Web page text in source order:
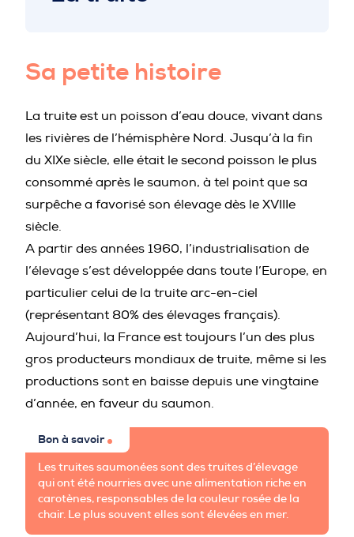
Sa petite histoire
La truite est un poisson d’eau douce, vivant dans
les rivières de l’hémisphère Nord. Jusqu’à la fin
du XIXe siècle, elle était le second poisson le plus
consommé après le saumon, à tel point que sa
surpêche a favorisé son élevage dès le XVIIIe
siècle.
A partir des années 1960, l’industrialisation de
l’élevage s’est développée dans toute l’Europe, en
particulier celui de la truite arc-en-ciel
(représentant 80% des élevages français).
Aujourd’hui, la France est toujours l’un des plus
gros producteurs mondiaux de truite, même si les
productions sont en baisse depuis une vingtaine
d’année, en faveur du saumon.
Bon à savoir
Les truites saumonées sont des truites d’élevage
qui ont été nourries avec une alimentation riche en
carotènes, responsables de la couleur rosée de la
chair. Le plus souvent elles sont élevées en mer.